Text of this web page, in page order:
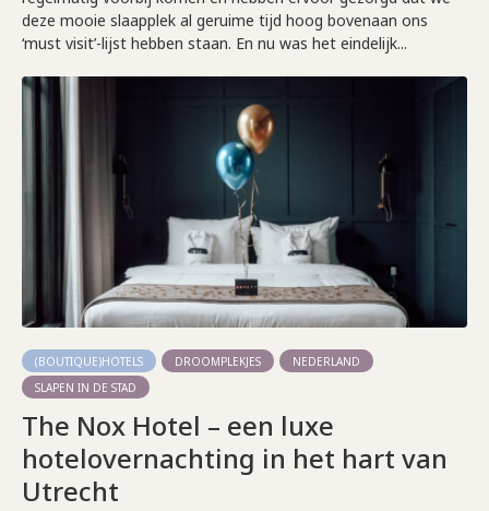
deze mooie slaapplek al geruime tijd hoog bovenaan ons
‘must visit’-lijst hebben staan. En nu was het eindelijk...
(BOUTIQUE)HOTELS DROOMPLEKJES
NEDERLAND
SLAPEN IN DE STAD
The Nox Hotel – een luxe
hotelovernachting in het hart van
Utrecht